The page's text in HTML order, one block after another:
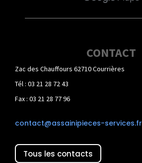
CONTACT
Zac des Chauffours 62710 Courrières
Tél : 03 21 28 72 43
Fax : 03 21 28 77 96
contact@assainipieces-services.fr
Tous les contacts